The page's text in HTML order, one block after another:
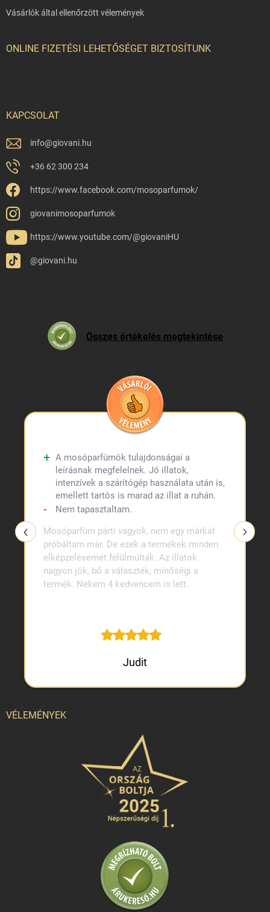
Vásárlók által ellenőrzött vélemények
ONLINE FIZETÉSI LEHETŐSÉGET BIZTOSÍTUNK
KAPCSOLAT
info@giovani.hu
+36 62 300 234
https://www.facebook.com/mosoparfumok/
giovanimosoparfumok
https://www.youtube.com/@giovaniHU
@giovani.hu
Összes értékelés megtekintése
A mosóparfümök tulajdonságai a
leírásnak megfelelnek. Jó illatok,
intenzívek a szárítógép használata után is,
emellett tartós is marad az illat a ruhán.
Nem tapasztaltam.
Mosóparfüm párti vagyok, nem egy márkát
próbáltam már. De ezek a termékek minden
elképzelésemet felülmúlták. Az illatok
nagyon jók, bő a választék, minőségi a
termék. Nekem 4 kedvencem is lett.
Judit
VÉLEMÉNYEK